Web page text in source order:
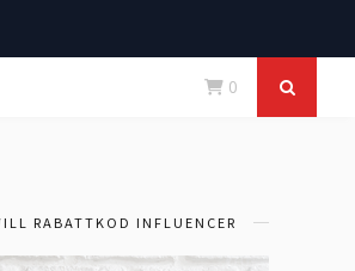
0
RABATTKOD INFLUENCER